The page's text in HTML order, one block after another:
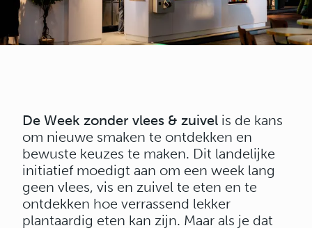
De Week zonder vlees & zuivel is de kans
om nieuwe smaken te ontdekken en
bewuste keuzes te maken. Dit landelijke
initiatief moedigt aan om een week lang
geen vlees, vis en zuivel te eten en te
ontdekken hoe verrassend lekker
plantaardig eten kan zijn. Maar als je dat